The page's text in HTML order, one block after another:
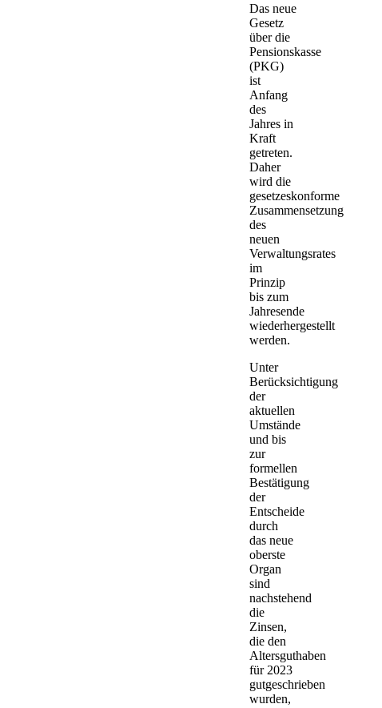
Das neue
Gesetz
über die
Pensionskasse
(PKG)
ist
Anfang
des
Jahres in
Kraft
getreten.
Daher
wird die
gesetzeskonforme
Zusammensetzung
des
neuen
Verwaltungsrates
im
Prinzip
bis zum
Jahresende
wiederhergestellt
werden.
Unter
Berücksichtigung
der
aktuellen
Umstände
und bis
zur
formellen
Bestätigung
der
Entscheide
durch
das neue
oberste
Organ
sind
nachstehend
die
Zinsen,
die den
Altersguthaben
für 2023
gutgeschrieben
wurden,